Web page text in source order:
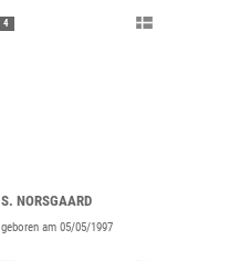
4
S. NORSGAARD
geboren am 05/05/1997